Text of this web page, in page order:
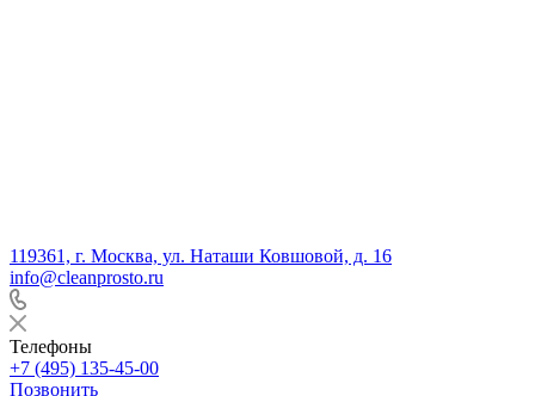
119361, г. Москва, ул. Наташи Ковшовой, д. 16
info@cleanprosto.ru
Телефоны
+7 (495) 135-45-00
Позвонить